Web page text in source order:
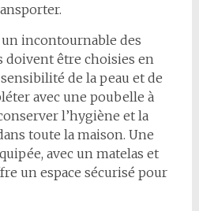
incontournable des
doivent être choisies en
de la peau et de
avec une poubelle à
l’hygiène et la
toute la maison. Une
avec un matelas et
un espace sécurisé pour